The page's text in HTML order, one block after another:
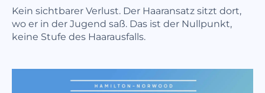
Kein sichtbarer Verlust. Der Haaransatz sitzt dort,
wo er in der Jugend saß. Das ist der Nullpunkt,
keine Stufe des Haarausfalls.